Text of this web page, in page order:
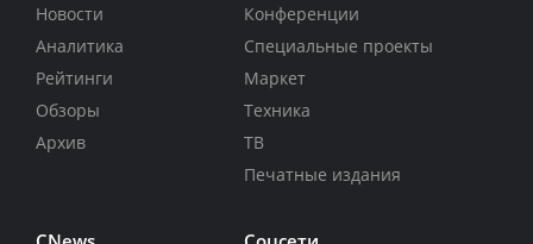
Новости
Аналитика
Рейтинги
Обзоры
Архив
Конференции
Специальные проекты
Маркет
Техника
ТВ
Печатные издания